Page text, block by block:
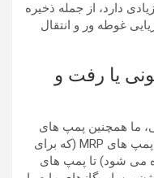
دارد، از جمله ذخیره
غوطه ور و انتقال
یا رفت و
ما همچنین پمپ های
برودتی پیستونی یا رفت و برگشتی از پمپ های MRP (که برای
می شود) تا پمپ های